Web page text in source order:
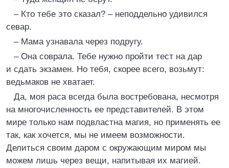
– Кто тебе это сказал? – неподдельно удивился
севар.
– Мама узнавала через подругу.
– Она соврала. Тебе нужно пройти тест на дар
и сдать экзамен. Но тебя, скорее всего, возьмут:
ведьмаков не хватает.
Да, моя раса всегда была востребована, несмотря
на многочисленность ее представителей. В этом
мире только нам подвластна магия, но применять ее
так, как хочется, мы не имеем возможности.
Делиться своим даром с окружающим миром мы
можем лишь через вещи, напитывая их магией.